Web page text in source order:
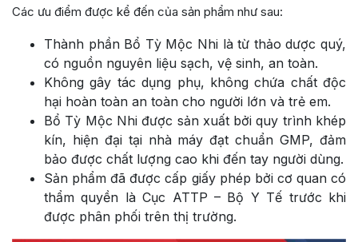
Các ưu điểm được kể đến của sản phẩm như sau:
Thành phần Bổ Tỳ Mộc Nhi là từ thảo dược quý,
có nguồn nguyên liệu sạch, vệ sinh, an toàn.
Không gây tác dụng phụ, không chứa chất độc
hại hoàn toàn an toàn cho người lớn và trẻ em.
Bổ Tỳ Mộc Nhi được sản xuất bởi quy trình khép
kín, hiện đại tại nhà máy đạt chuẩn GMP, đảm
bảo được chất lượng cao khi đến tay người dùng.
Sản phẩm đã được cấp giấy phép bởi cơ quan có
thẩm quyền là Cục ATTP – Bộ Y Tế trước khi
được phân phối trên thị trường.